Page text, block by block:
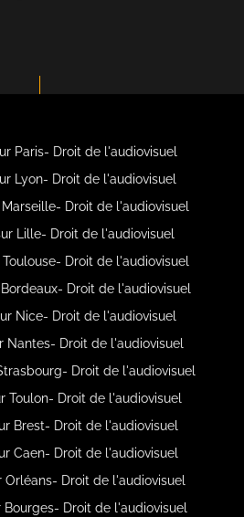
Paris- Droit de l'audiovisuel
Lyon- Droit de l'audiovisuel
Droit de l'audiovisuel
Lille- Droit de l'audiovisuel
Droit de l'audiovisuel
Droit de l'audiovisuel
Nice- Droit de l'audiovisuel
Nantes- Droit de l'audiovisuel
Droit de l'audiovisuel
Toulon- Droit de l'audiovisuel
Brest- Droit de l'audiovisuel
Caen- Droit de l'audiovisuel
Orléans- Droit de l'audiovisuel
Bourges- Droit de l'audiovisuel